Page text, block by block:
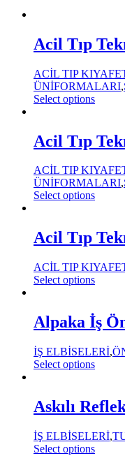
Acil Tıp
ACİL TIP
ÜNİFORMALARI,
Select options
Acil Tıp
ACİL TIP
ÜNİFORMALARI,
Select options
Acil Tıp
ACİL TIP
Select options
Alpaka İş
İŞ ELBİSELERİ,
Select options
Askılı
İŞ ELBİSELERİ,
Select options